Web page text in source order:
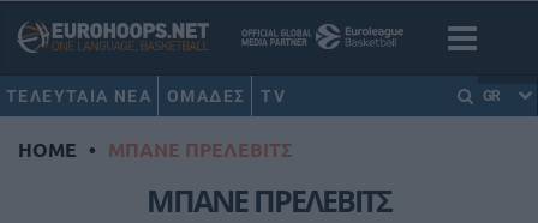
ΤΕΛΕΥΤΑΙΑ ΝΕΑ ΟΜΑΔΕΣ TV GR
HOME • ΜΠΑΝΕ ΠΡΕΛΕΒΙΤΣ
ΜΠΑΝΕ ΠΡΕΛΕΒΙΤΣ